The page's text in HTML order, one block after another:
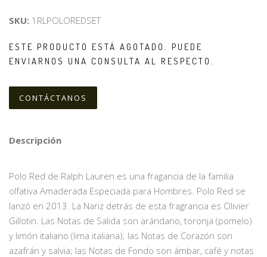
SKU: 1RLPOLOREDSET
ESTE PRODUCTO ESTÁ AGOTADO. PUEDE
ENVIARNOS UNA CONSULTA AL RESPECTO.
CONTÁCTANOS
Descripción
Polo Red de Ralph Lauren es una fragancia de la familia
olfativa Amaderada Especiada para Hombres. Polo Red se
lanzó en 2013. La Nariz detrás de esta fragrancia es Olivier
Gillotin. Las Notas de Salida son arándano, toronja (pomelo)
y limón italiano (lima italiana); las Notas de Corazón son
azafrán y salvia; las Notas de Fondo son ámbar, café y notas